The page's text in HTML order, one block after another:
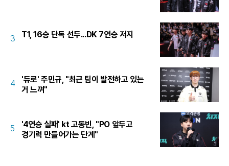
3 T1, 16승 단독 선두...DK 7연승 저지
4
'듀로' 주민규, "최근 팀이 발전하고 있는
거 느껴"
5
'4연승 실패' kt 고동빈, "PO 앞두고
경기력 만들어가는 단계"